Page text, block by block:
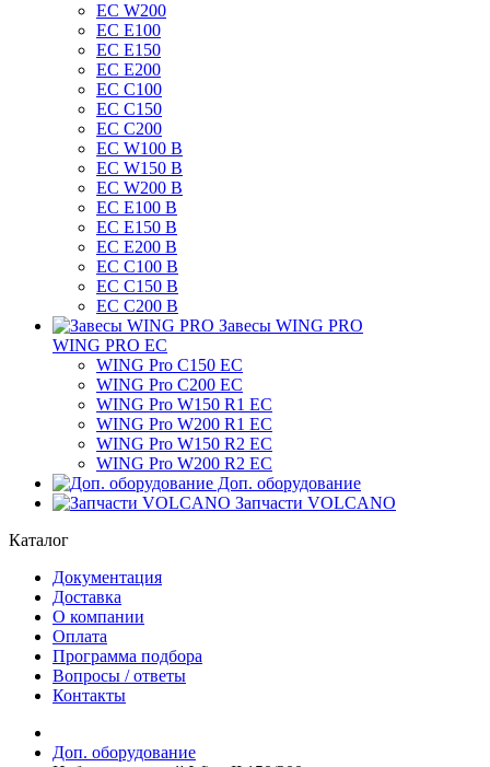
ЕС W200
ЕС E100
ЕС E150
ЕС E200
ЕС C100
EC C150
ЕС C200
ЕС W100 B
ЕС W150 B
ЕС W200 B
ЕС E100 B
ЕС E150 B
ЕС E200 B
ЕС C100 B
EC C150 B
ЕС C200 B
Завесы WING PRO
WING PRO EC
WING Pro C150 EC
WING Pro C200 EC
WING Pro W150 R1 EC
WING Pro W200 R1 EC
WING Pro W150 R2 EC
WING Pro W200 R2 EC
Доп. оборудование
Запчасти VOLCANO
Каталог
Документация
Доставка
О компании
Оплата
Программа подбора
Вопросы / ответы
Контакты
Доп. оборудование